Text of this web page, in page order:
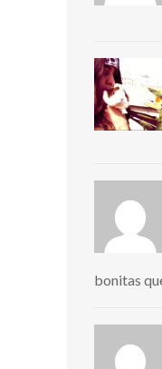
bonitas